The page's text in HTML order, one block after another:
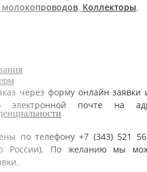
молокопроводов Коллекторы
через форму онлайн заявки
электронной почте на
по телефону +7 (343) 521
России). По желанию мы